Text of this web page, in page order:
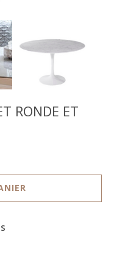
RONDE ET